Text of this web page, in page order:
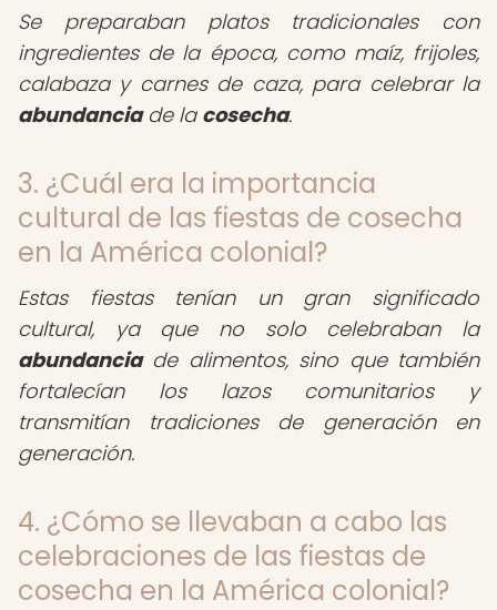
Se preparaban platos tradicionales con
ingredientes de la época, como maíz, frijoles,
calabaza y carnes de caza, para celebrar la
abundanciade la cosecha.
3. ¿Cuál era la importancia
cultural de las fiestas de cosecha
en la América colonial?
Estas fiestas tenían un gran significado
cultural, ya que no solo celebraban la
abundanciade alimentos, sino que también
fortalecían los lazos comunitarios y
transmitían tradiciones de generación en
generación.
4. ¿Cómo se llevaban a cabo las
celebraciones de las fiestas de
cosecha en la América colonial?